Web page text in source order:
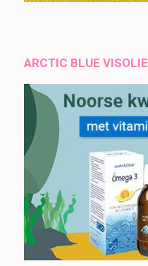
ARCTIC BLUE VISOLIE